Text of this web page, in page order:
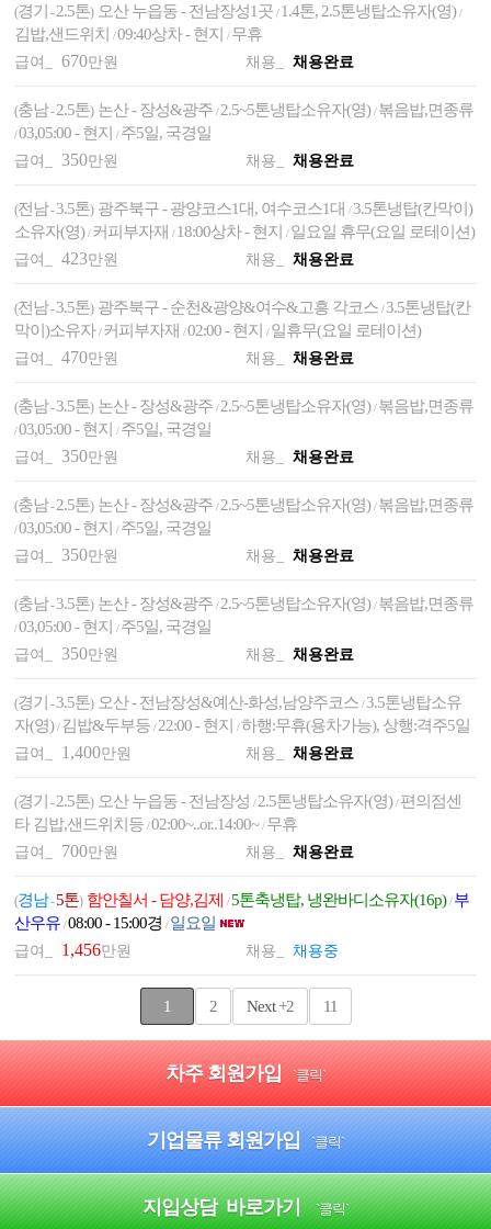
(경기 -2.5톤) 오산 누읍동 - 전남장성1곳/ 1.4톤, 2.5톤냉탑소유자(영)/
김밥,샌드위치/09:40상차 - 현지/ 무휴
급여_670만원 채용_ 채용완료
(충남-2.5톤) 논산 - 장성&광주/ 2.5~5톤냉탑소유자(영)/ 볶음밥,면종류
/03,05:00 - 현지/ 주5일, 국경일
급여_ 350만원 채용_ 채용완료
(전남-3.5톤) 광주북구 - 광양코스1대, 여수코스1대/3.5톤냉탑(칸막이)
소유자(영)/ 커피부자재/ 18:00상차 - 현지/ 일요일 휴무(요일 로테이션)
급여_423만원 채용_ 채용완료
(전남-3.5톤) 광주북구 - 순천&광양&여수&고흥 각코스/3.5톤냉탑(칸
막이)소유자/ 커피부자재/02:00 - 현지/ 일휴무(요일 로테이션)
급여_470만원 채용_ 채용완료
(충남-3.5톤) 논산 - 장성&광주/ 2.5~5톤냉탑소유자(영)/ 볶음밥,면종류
/03,05:00 - 현지/ 주5일, 국경일
급여_ 350만원 채용_ 채용완료
(충남-2.5톤) 논산 - 장성&광주/ 2.5~5톤냉탑소유자(영)/ 볶음밥,면종류
/03,05:00 - 현지/ 주5일, 국경일
급여_ 350만원 채용_ 채용완료
(충남-3.5톤) 논산 - 장성&광주/ 2.5~5톤냉탑소유자(영)/ 볶음밥,면종류
/03,05:00 - 현지/ 주5일, 국경일
급여_ 350만원 채용_ 채용완료
(경기 -3.5톤) 오산 - 전남장성&예산-화성,남양주코스/3.5톤냉탑소유
자(영)/ 김밥&두부등/ 22:00 - 현지/하행:무휴(용차가능), 상행:격주5일
급여_ 1,400만원 채용_ 채용완료
(경기 -2.5톤) 오산 누읍동 - 전남장성/ 2.5톤냉탑소유자(영)/ 편의점센
타 김밥,샌드위치등/02:00~..or..14:00~/ 무휴
급여_ 700만원 채용_ 채용완료
(경남-5톤) 함안칠서 - 담양,김제/5톤축냉탑, 냉완바디소유자(16p)/ 부
산우유/08:00 - 15:00경/ 일요일
급여_ 1,456만원 채용_ 채용중
1 2 Next+2 11
차주 회원가입 `클릭`
기업물류 회원가입 `클릭`
지입상담 바로가기 `클릭`